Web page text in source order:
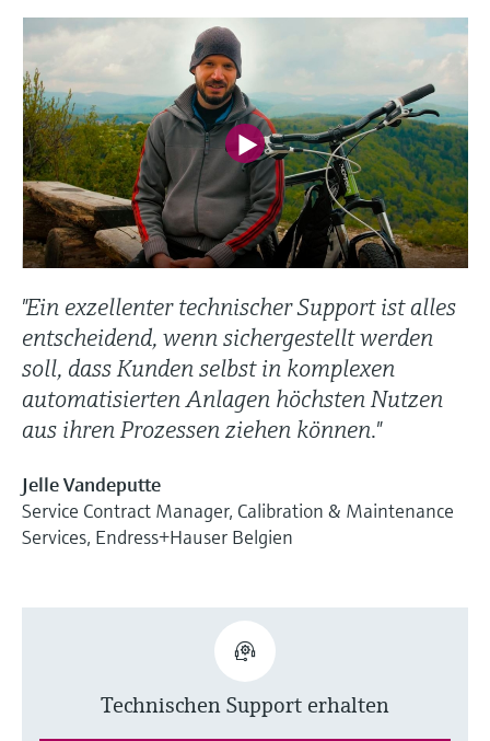
"Ein exzellenter technischer Support ist alles
entscheidend, wenn sichergestellt werden
soll, dass Kunden selbst in komplexen
automatisierten Anlagen höchsten Nutzen
aus ihren Prozessen ziehen können."
Jelle Vandeputte
Service Contract Manager, Calibration & Maintenance
Services, Endress+Hauser Belgien
Technischen Support erhalten